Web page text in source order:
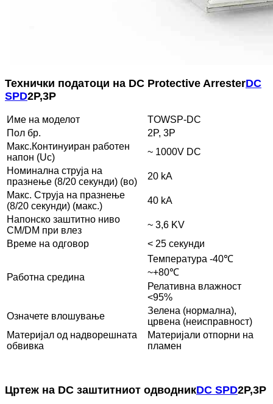
Технички податоци на DC Protective ArresterDC
SPD2P,3P
Име на моделот
TOWSP-DC
Пол бр.
2P, 3P
Макс.Континуиран работен
напон (Uc)
~ 1000V DC
Номинална струја на
празнење (8/20 секунди) (во)
20 kA
Макс. Струја на празнење
(8/20 секунди) (макс.)
40 kA
Напонско заштитно ниво
CM/DM при влез
~ 3,6 KV
Време на одговор
< 25 секунди
Работна средина
Температура -40℃
~+80℃
Релативна влажност
<95%
Означете влошување
Зелена (нормална),
црвена (неисправност)
Материјал од надворешната
обвивка
Материјали отпорни на
пламен
Цртеж на DC заштитниот одводникDC SPD2P,3P